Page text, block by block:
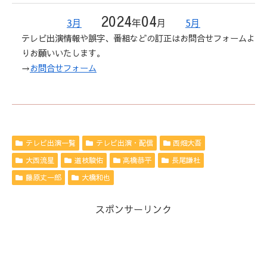
3月 2024年04月 5月
テレビ出演情報や誤字、番組などの訂正はお問合せフォームよ
りお願いいたします。
→お問合せフォーム
テレビ出演一覧 テレビ出演・配信
西畑大吾
大西流星
道枝駿佑 高橋恭平
長尾謙杜
藤原丈一郎
大橋和也
スポンサーリンク